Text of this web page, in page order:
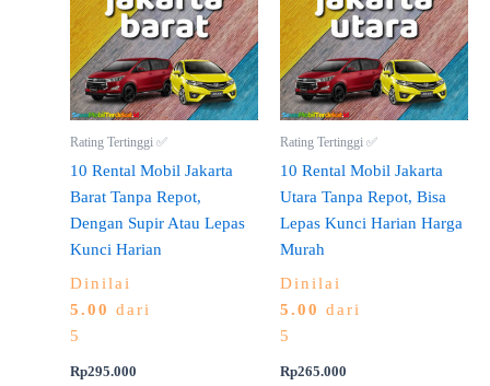
Rating Tertinggi ✅
10 Rental Mobil Jakarta
Barat Tanpa Repot,
Dengan Supir Atau Lepas
Kunci Harian
Dinilai
5.00 dari
5
Rp295.000
Rating Tertinggi ✅
10 Rental Mobil Jakarta
Utara Tanpa Repot, Bisa
Lepas Kunci Harian Harga
Murah
Dinilai
5.00 dari
5
Rp265.000